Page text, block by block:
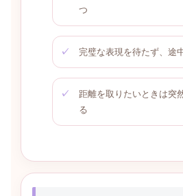
つ
完璧な表現を待たず、途
距離を取りたいときは突
る